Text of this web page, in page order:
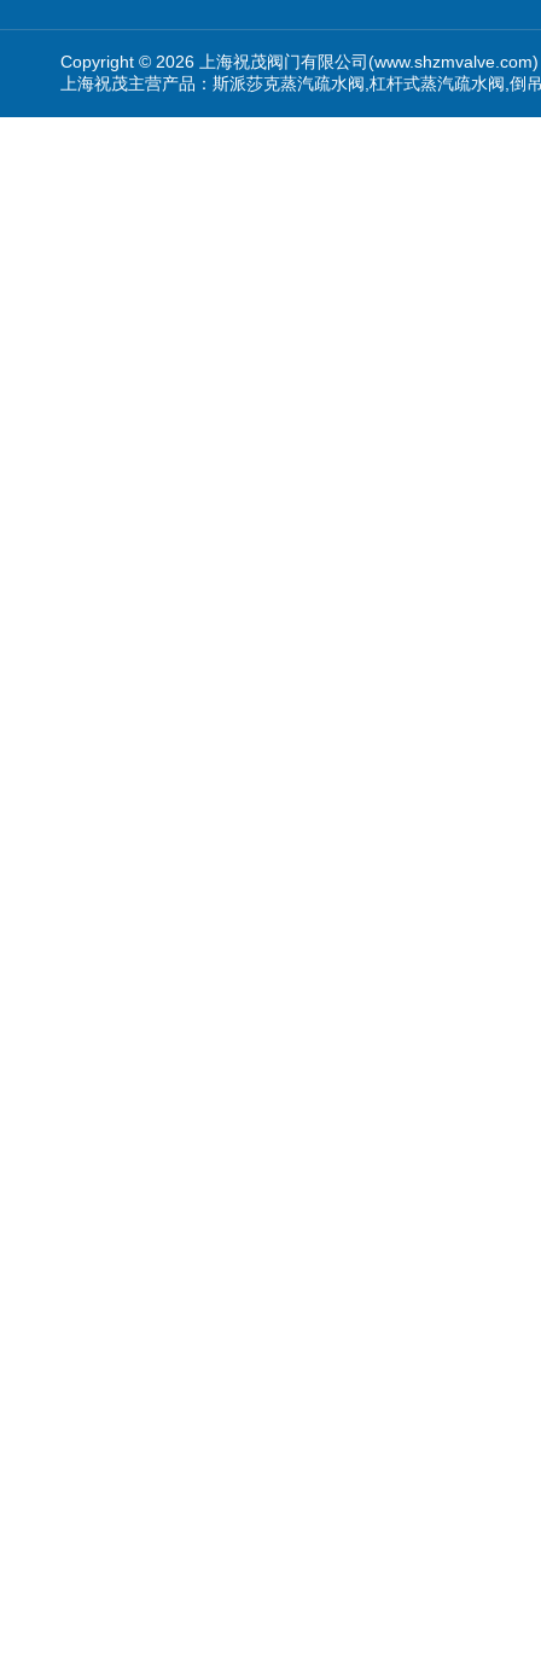
Copyright © 2026 上海祝茂阀门有限公司
上海祝茂主营产品：斯派莎克蒸汽疏水阀,杠杆式蒸汽疏水阀,倒